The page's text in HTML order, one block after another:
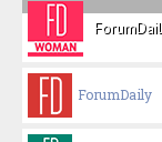
ForumDaily